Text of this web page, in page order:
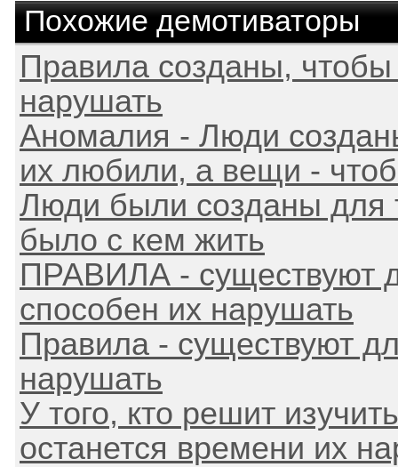
Похожие демотиваторы
Правила созданы,
нарушать
Аномалия - Люди
их любили, а вещи -
Люди были созданы для
было с кем жить
ПРАВИЛА - существуют
способен их нарушать
Правила - существуют
нарушать
У того, кто решит
останется времени их